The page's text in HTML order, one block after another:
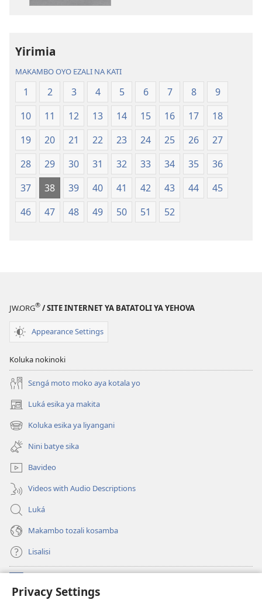
Privacy Settings
(Ebongisami
2023)
ya
Sika
(Ebongisami
2023)
Yirimia
MAKAMBO OYO EZALI NA KATI
1 2 3 4 5 6 7 8
9
10
11 12 13 14 15 16 17
18
19
20 21 22 23 24 25 26
27
28
29 30 31 32 33 34 35
36
37
38 39 40 41 42 43 44
45
46
47 48 49 50 51 52
JW.ORG® / SITE INTERNET YA BATATOLI YA YEHOVA
Appearance Settings
Koluka nokinoki
Sɛngá moto moko aya kotala yo
Luká esika ya makita
(fungolá
fenɛtrɛ
mosusu)
Koluka esika ya liyangani
(fungolá
fenɛtrɛ
mosusu)
Nini batye sika
Bavideo
Videos with Audio Descriptions
Luká
Makambo tozali kosamba
Lisalisi
(fungolá
fenɛtrɛ